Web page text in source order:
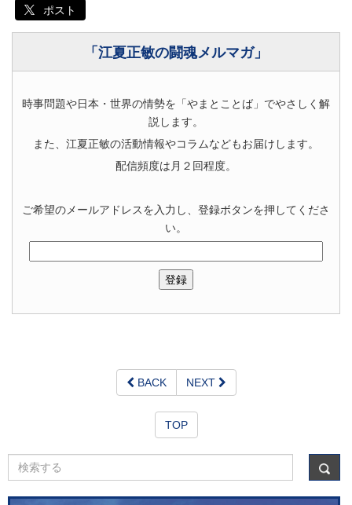
ポスト
「江夏正敏の闘魂メルマガ」
時事問題や日本・世界の情勢を「やまとことば」でやさしく解
説します。
また、江夏正敏の活動情報やコラムなどもお届けします。
配信頻度は月２回程度。
ご希望のメールアドレスを入力し、登録ボタンを押してくださ
い。
BACK NEXT
TOP